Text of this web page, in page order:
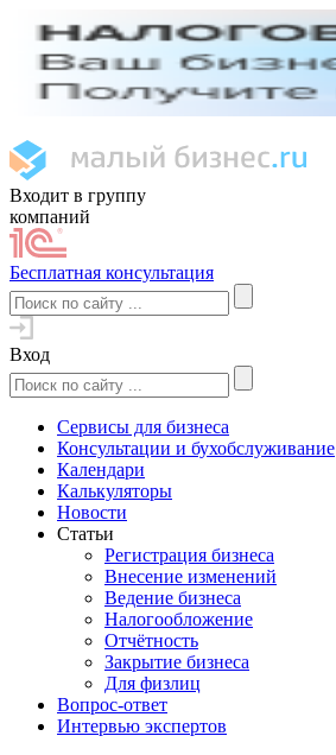
Входит в группу
компаний
Бесплатная консультация
Вход
Сервисы для бизнеса
Консультации и бухобслуживание
Календари
Калькуляторы
Новости
Статьи
Регистрация бизнеса
Внесение изменений
Ведение бизнеса
Налогообложение
Отчётность
Закрытие бизнеса
Для физлиц
Вопрос-ответ
Интервью экспертов